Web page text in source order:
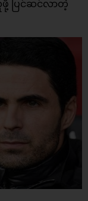
ဖို့ ပြင်ဆင်လာတဲ့